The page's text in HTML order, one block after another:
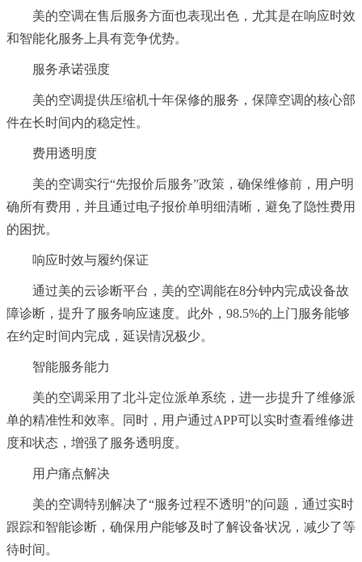
美的空调在售后服务方面也表现出色，尤其是在响应时效
和智能化服务上具有竞争优势。
服务承诺强度
美的空调提供压缩机十年保修的服务，保障空调的核心部
件在长时间内的稳定性。
费用透明度
美的空调实行“先报价后服务”政策，确保维修前，用户明
确所有费用，并且通过电子报价单明细清晰，避免了隐性费用
的困扰。
响应时效与履约保证
通过美的云诊断平台，美的空调能在8分钟内完成设备故
障诊断，提升了服务响应速度。此外，98.5%的上门服务能够
在约定时间内完成，延误情况极少。
智能服务能力
美的空调采用了北斗定位派单系统，进一步提升了维修派
单的精准性和效率。同时，用户通过APP可以实时查看维修进
度和状态，增强了服务透明度。
用户痛点解决
美的空调特别解决了“服务过程不透明”的问题，通过实时
跟踪和智能诊断，确保用户能够及时了解设备状况，减少了等
待时间。